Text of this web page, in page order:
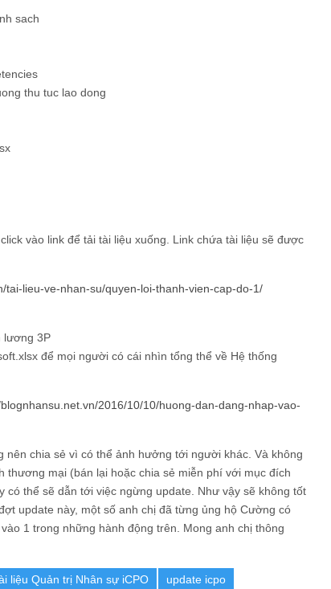
sach
thu tuc lao dong
vào link để tải tài liệu xuống. Link chứa tài liệu sẽ được
tai-lieu-ve-nhan-su/quyen-loi-thanh-vien-cap-do-1/
lương 3P
để mọi người có cái nhìn tổng thể về Hệ thống
2016/10/10/huong-dan-dang-nhap-vao-
nên chia sẻ vì có thể ảnh hưởng tới người khác. Và không
thương mại (bán lại hoặc chia sẻ miễn phí với mục đích
có thể sẽ dẫn tới việc ngừng update. Như vậy sẽ không tốt
update này, một số anh chị đã từng ủng hộ Cường có
1 trong những hành động trên. Mong anh chị thông
liệu Quản trị Nhân sự iCPO update icpo